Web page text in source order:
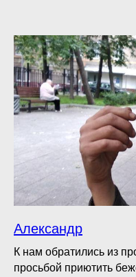
Александр
К нам обратились из
просьбой приютить